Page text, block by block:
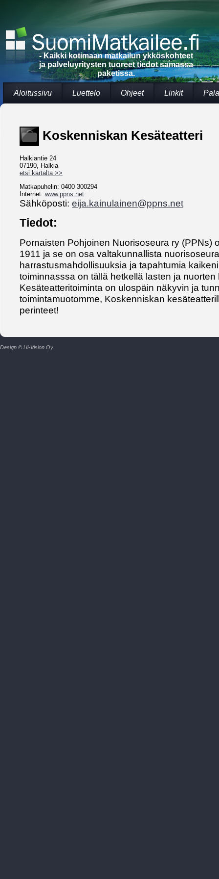
- Kaikki kotimaan matkailun ykköskohteet
ja palveluyritysten tuoreet tiedot samassa
paketissa.
Aloitussivu Luettelo Ohjeet Linkit
Koskenniskan Kesäteatteri
Halkiantie 24
07190, Halkia
etsi kartalta >>
Matkapuhelin: 0400 300294
Internet: www.ppns.net
Sähköposti: eija.kainulainen@ppns.net
Tiedot:
Pornaisten Pohjoinen Nuorisoseura ry (PPNs)
1911 ja se on osa valtakunnallista
harrastusmahdollisuuksia ja tapahtumia
toiminnasssa on tällä hetkellä lasten ja
Kesäteatteritoiminta on ulospäin näkyvin ja
toimintamuotomme, Koskenniskan
perinteet!
Design © Hi-Vision Oy